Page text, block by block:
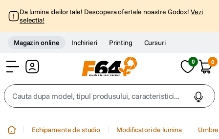
Da lumina ideilor tale! Descopera ofertele noastre Godox! Vezi
selectia!
Magazin online Inchirieri Printing Cursuri
0 0
Cauta dupa model, tipul produsului, caracteristici...
Echipamente de studio Modificatori de lumina